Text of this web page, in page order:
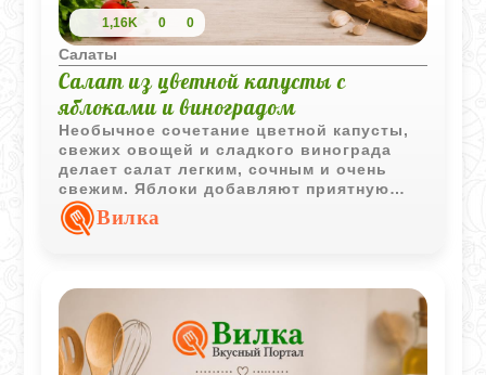
1,16K 0 0
Салаты
Салат из цветной капусты с
яблоками и виноградом
Необычное сочетание цветной капусты,
свежих овощей и сладкого винограда
делает салат легким, сочным и очень
свежим. Яблоки добавляют приятную
кислинку, а нежная заправка мягко
объединяет все вкусы.
Вилка